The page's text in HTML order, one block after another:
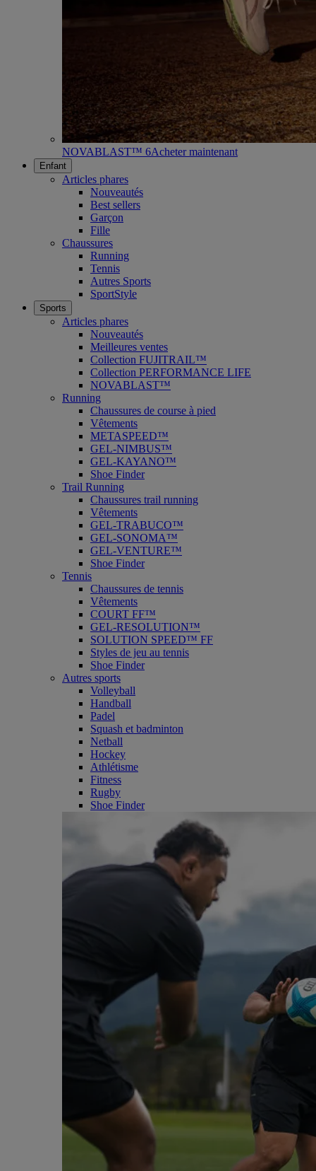
NOVABLAST™ 6Acheter maintenant
Enfant
Articles phares
Nouveautés
Best sellers
Garçon
Fille
Chaussures
Running
Tennis
Autres Sports
SportStyle
Sports
Articles phares
Nouveautés
Meilleures ventes
Collection FUJITRAIL™
Collection PERFORMANCE LIFE
NOVABLAST™
Running
Chaussures de course à pied
Vêtements
METASPEED™
GEL-NIMBUS™
GEL-KAYANO™
Shoe Finder
Trail Running
Chaussures trail running
Vêtements
GEL-TRABUCO™
GEL-SONOMA™
GEL-VENTURE™
Shoe Finder
Tennis
Chaussures de tennis
Vêtements
COURT FF™
GEL-RESOLUTION™
SOLUTION SPEED™ FF
Styles de jeu au tennis
Shoe Finder
Autres sports
Volleyball
Handball
Padel
Squash et badminton
Netball
Hockey
Athlétisme
Fitness
Rugby
Shoe Finder